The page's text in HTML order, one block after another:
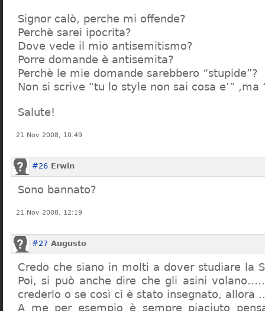
Signor calò, perche mi offende?
Perchè sarei ipocrita?
Dove vede il mio antisemitismo?
Porre domande è antisemita?
Perchè le mie domande sarebbero “stupide”?
Non si scrive “tu lo style non sai cosa e’” ,ma
Salute!
21 Nov 2008, 10:49
#26 Erwin
Sono bannato?
21 Nov 2008, 12:19
#27 Augusto
Credo che siano in molti a dover studiare la
Poi, si può anche dire che gli asini
crederlo o se così ci è stato insegnato,
A me per esempio è sempre piaciuto